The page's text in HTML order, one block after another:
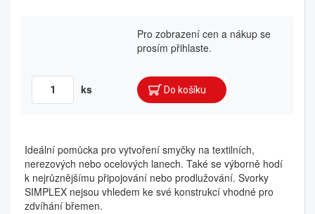
Pro zobrazení cen a nákup se
prosím přihlaste.
ks
Ideální pomůcka pro vytvoření smyčky na textilních,
nerezových nebo ocelových lanech. Také se výborně hodí
k nejrůznějšímu připojování nebo prodlužování. Svorky
SIMPLEX nejsou vhledem ke své konstrukcí vhodné pro
zdvíhání břemen.